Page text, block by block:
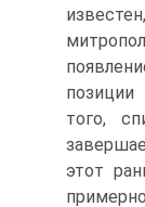
позиции
того,
этот